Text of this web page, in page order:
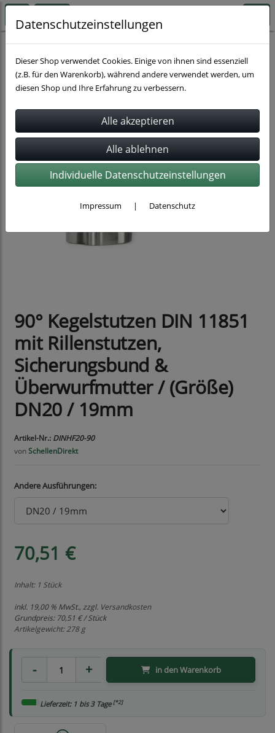
Schnellkupplungen Milchrohrverschraubungen
90° Kegelstutzen DIN 11851
mit Rillenstutzen,
Sicherungsbund &
Überwurfmutter / (Größe)
DN20 / 19mm
Artikel-Nr.: DINHF20-90
vonSchellenDirekt
Andere Ausführungen:
70,51 €
Inhalt: 1 Stück
inkl. 19,00 % MwSt., zzgl. Versandkosten
Grundpreis: 70,51 € / Stück
Artikelgewicht: 278 g
in den Warenkorb
Lieferzeit: 1 bis 3 Tage[*2]
Datenschutzeinstellungen
Dieser Shop verwendet Cookies. Einige von ihnen sind essenziell
(z.B. für den Warenkorb), während andere verwendet werden, um
diesen Shop und Ihre Erfahrung zu verbessern.
Individuelle Datenschutzeinstellungen
Impressum | Datenschutz